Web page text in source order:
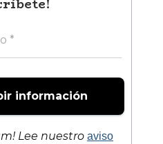
Lee nuestro aviso